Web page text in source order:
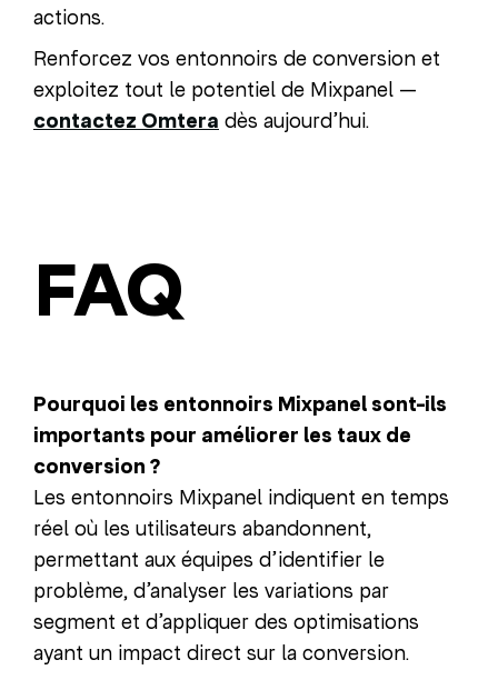
actions.
Renforcez vos entonnoirs de conversion et
exploitez tout le potentiel de Mixpanel —
contactez Omtera dès aujourd’hui.
FAQ
Pourquoi les entonnoirs Mixpanel sont-ils
importants pour améliorer les taux de
conversion ?
Les entonnoirs Mixpanel indiquent en temps
réel où les utilisateurs abandonnent,
permettant aux équipes d’identifier le
problème, d’analyser les variations par
segment et d’appliquer des optimisations
ayant un impact direct sur la conversion.